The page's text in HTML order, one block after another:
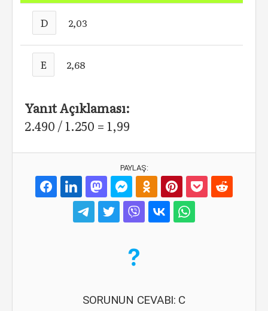
D 2,03
E 2,68
Yanıt Açıklaması:
2.490 / 1.250 = 1,99
PAYLAŞ:
SORUNUN CEVABI: C